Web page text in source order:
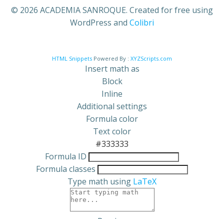
© 2026 ACADEMIA SANROQUE. Created for free using
WordPress and Colibri
HTML Snippets Powered By : XYZScripts.com
Insert math as
Block
Inline
Additional settings
Formula color
Text color
#333333
Formula ID
Formula classes
Type math using LaTeX